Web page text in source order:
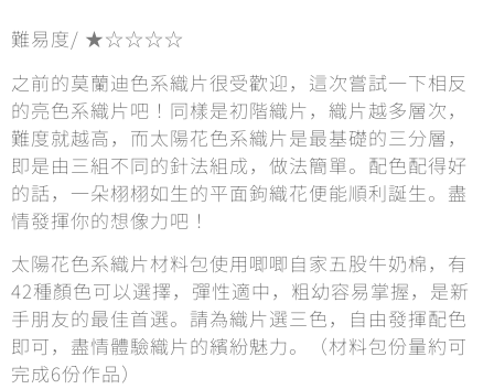
難易度/ ★☆☆☆☆
之前的莫蘭迪色系織片很受歡迎，這次嘗試一下相反
的亮色系織片吧！同樣是初階織片，織片越多層次，
難度就越高，而太陽花色系織片是最基礎的三分層，
即是由三組不同的針法組成，做法簡單。配色配得好
的話，一朵栩栩如生的平面鉤織花便能順利誕生。盡
情發揮你的想像力吧！
太陽花色系織片材料包使用唧唧自家五股牛奶棉，有
42種顏色可以選擇，彈性適中，粗幼容易掌握，是新
手朋友的最佳首選。請為織片選三色，自由發揮配色
即可，盡情體驗織片的繽紛魅力。（材料包份量約可
完成6份作品）